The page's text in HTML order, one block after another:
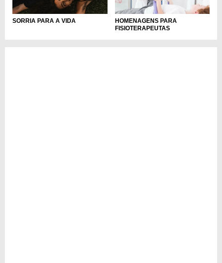
SORRIA PARA A VIDA
HOMENAGENS PARA
FISIOTERAPEUTAS